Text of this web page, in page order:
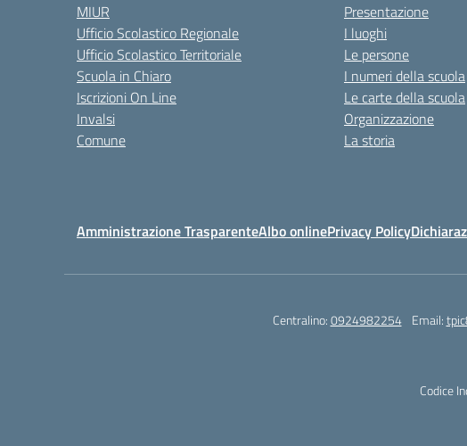
MIUR
Ufficio Scolastico Regionale
Ufficio Scolastico Territoriale
Scuola in Chiaro
Iscrizioni On Line
Invalsi
Comune
Presentazione
I luoghi
Le persone
I numeri della scuola
Le carte della scuola
Organizzazione
La storia
Amministrazione TrasparenteAlbo onlinePrivacy Policy
Centralino:0924982254 Email:
Codice